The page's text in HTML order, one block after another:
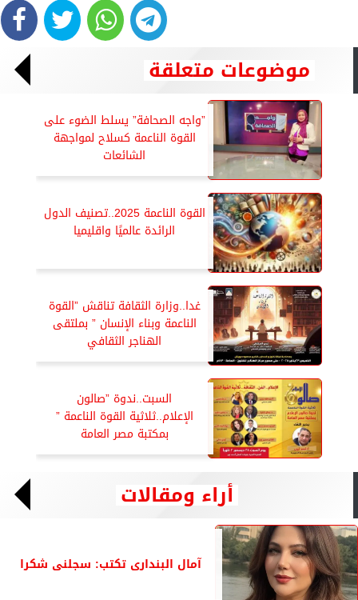
موضوعات متعلقة
”واجه الصحافة” يسلط الضوء على
القوة الناعمة كسلاح لمواجهة
الشائعات
القوة الناعمة 2025..تصنيف الدول
الرائدة عالميًا واقليميا
غدا..وزارة الثقافة تناقش ”القوة
الناعمة وبناء الإنسان ” بملتقى
الهناجر الثقافي
السبت..ندوة ”صالون
الإعلام..ثلاثية القوة الناعمة ”
بمكتبة مصر العامة
أراء ومقالات
آمال البندارى تكتب: سجلنى شكرا